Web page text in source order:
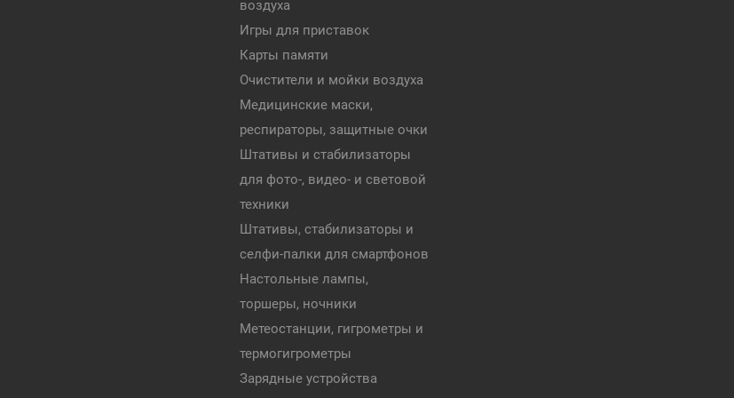
воздуха
Игры для приставок
Карты памяти
Очистители и мойки воздуха
Медицинские маски,
респираторы, защитные очки
Штативы и стабилизаторы
для фото-, видео- и световой
техники
Штативы, стабилизаторы и
селфи-палки для смартфонов
Настольные лампы,
торшеры, ночники
Метеостанции, гигрометры и
термогигрометры
Зарядные устройства